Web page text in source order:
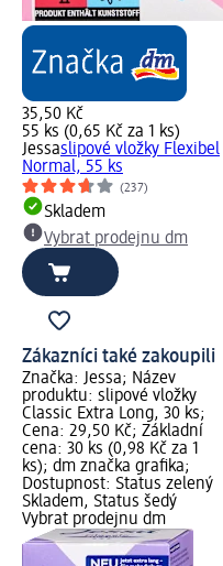
35,50 Kč
55 ks (0,65 Kč za 1 ks)
Jessaslipové vložky Flexibel
Normal, 55 ks
(237)
Skladem
Vybrat prodejnu dm
Zákazníci také zakoupili
Značka: Jessa; Název
produktu: slipové vložky
Classic Extra Long, 30 ks;
Cena: 29,50 Kč; Základní
cena: 30 ks (0,98 Kč za 1
ks); dm značka grafika;
Dostupnost: Status zelený
Skladem, Status šedý
Vybrat prodejnu dm